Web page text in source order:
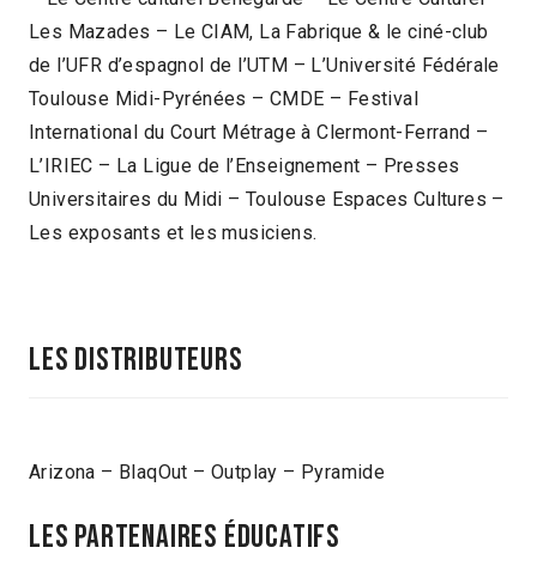
Les Mazades – Le CIAM, La Fabrique & le ciné-club
de l’UFR d’espagnol de l’UTM – L’Université Fédérale
Toulouse Midi-Pyrénées – CMDE – Festival
International du Court Métrage à Clermont-Ferrand –
L’IRIEC – La Ligue de l’Enseignement – Presses
Universitaires du Midi – Toulouse Espaces Cultures –
Les exposants et les musiciens.
LES DISTRIBUTEURS
Arizona – BlaqOut – Outplay – Pyramide
LES PARTENAIRES ÉDUCATIFS